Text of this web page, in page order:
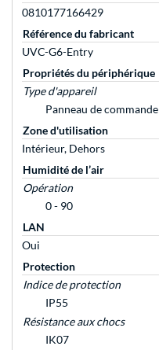
0810177166429
Référence du fabricant
UVC-G6-Entry
Propriétés du périphérique
Type d'appareil
Panneau de commande
Zone d'utilisation
Intérieur, Dehors
Humidité de l’air
Opération
0 - 90
LAN
Oui
Protection
Indice de protection
IP55
Résistance aux chocs
IK07